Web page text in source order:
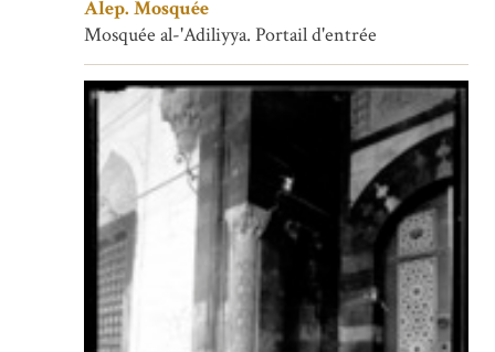
Alep. Mosquée
Mosquée al-'Adiliyya. Portail d'entrée